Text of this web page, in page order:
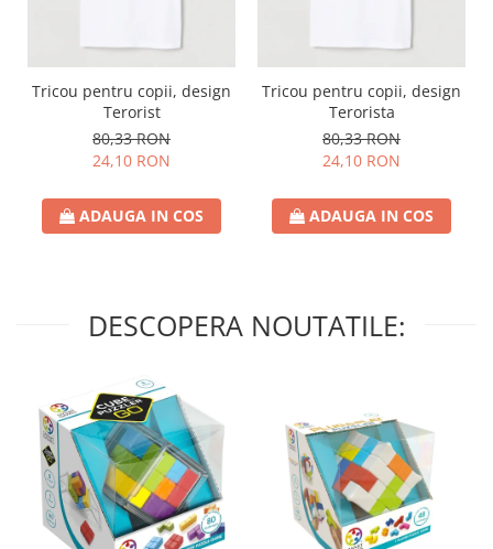
Tricou pentru copii, design
Terorist
80,33 RON
24,10 RON
ADAUGA IN COS
Tricou pentru copii, design
Terorista
80,33 RON
24,10 RON
ADAUGA IN COS
DESCOPERA NOUTATILE: